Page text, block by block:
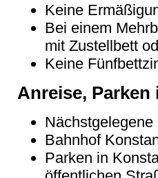
Keine
Bei einem
mit Zustellbett
Keine
Anreise, Parken
Bahnhof
Parken in